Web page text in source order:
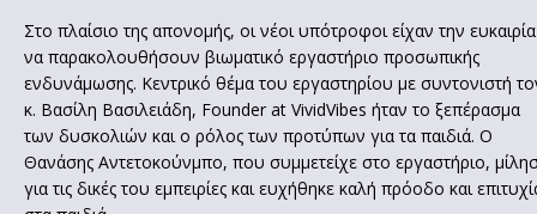
Στο πλαίσιο της απονομής, οι νέοι υπότροφοι είχαν την ευκαιρία
να παρακολουθήσουν βιωματικό εργαστήριο προσωπικής
ενδυνάμωσης. Κεντρικό θέμα του εργαστηρίου με συντονιστή
κ. Βασίλη Βασιλειάδη, Founder at VividVibes ήταν το ξεπέρασμα
των δυσκολιών και o ρόλος των προτύπων για τα παιδιά. Ο
Θανάσης Αντετοκούνμπο, που συμμετείχε στο εργαστήριο,
για τις δικές του εμπειρίες και ευχήθηκε καλή πρόοδο και